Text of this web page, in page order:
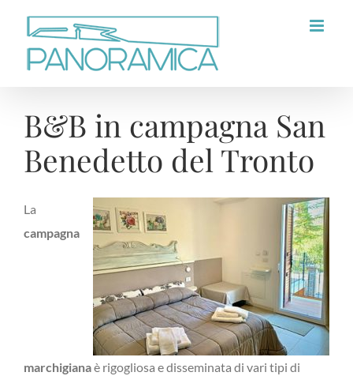
contenuto
B&B in campagna San
Benedetto del Tronto
La
campagna
marchigianaè rigogliosa e disseminata di vari tipi di